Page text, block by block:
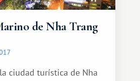
de Nha Trang
ciudad turística de Nha